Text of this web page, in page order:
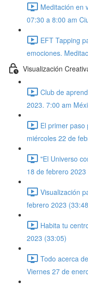
Meditación en
07:30 a 8:00 am
EFT Tapping
emociones.
Visualización
Club de
2023. 7:00 am
El primer
miércoles 22 de
"El Universo
18 de febrero 2023
Visualización
febrero 2023
Habita tu
2023 (33:05)
Todo acerca
Viernes 27 de